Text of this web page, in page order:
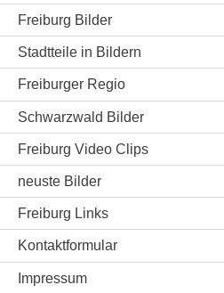
Freiburg Bilder
Stadtteile in Bildern
Freiburger Regio
Schwarzwald Bilder
Freiburg Video Clips
neuste Bilder
Freiburg Links
Kontaktformular
Impressum